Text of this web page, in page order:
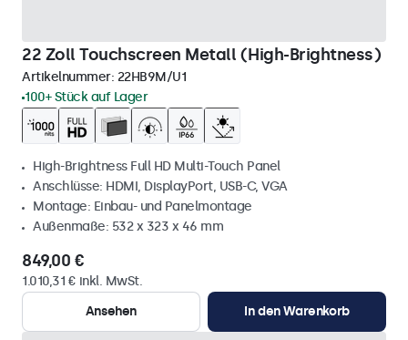
22 Zoll Touchscreen Metall (High-Brightness)
Artikelnummer: 22HB9M/U1
100+ Stück auf Lager
High-Brightness Full HD Multi-Touch Panel
Anschlüsse: HDMI, DisplayPort, USB-C, VGA
Montage: Einbau- und Panelmontage
Außenmaße: 532 x 323 x 46 mm
849,00 €
1.010,31 € inkl. MwSt.
Ansehen
In den Warenkorb